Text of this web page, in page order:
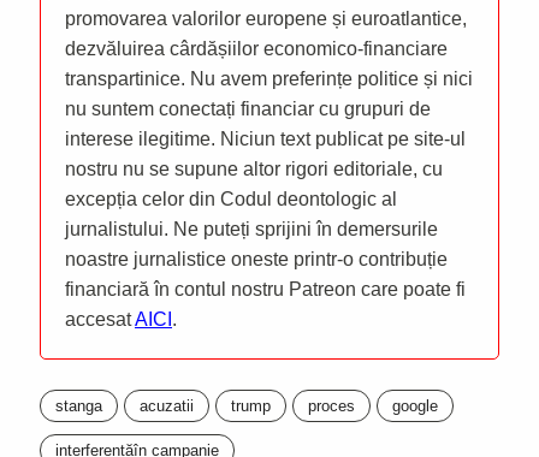
promovarea valorilor europene și euroatlantice,
dezvăluirea cârdășiilor economico-financiare
transpartinice. Nu avem preferințe politice și nici
nu suntem conectați financiar cu grupuri de
interese ilegitime. Niciun text publicat pe site-ul
nostru nu se supune altor rigori editoriale, cu
excepția celor din Codul deontologic al
jurnalistului. Ne puteți sprijini în demersurile
noastre jurnalistice oneste printr-o contribuție
financiară în contul nostru Patreon care poate fi
accesatAICI .
stanga acuzatii trump proces google
interferențăîn campanie